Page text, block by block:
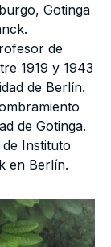
Gotinga
de
1919 y 1943
de Berlín.
de Gotinga.
Instituto
en Berlín.